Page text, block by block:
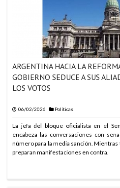
ARABIA SAUDITA, TURQUÍA Y
ARABIA SAUDITA, TURQUÍA Y
ARABIA SAUDITA, TURQUÍA Y
DEFENSA
ARABIA SAUDITA, TURQUÍA Y
DEFENSA
DEFENSA
ARABIA SAUDITA, TURQUÍA Y
DEFENSA
ARABIA SAUDITA, TURQUÍA Y
DEFENSA
ARABIA SAUDITA, TURQUÍA Y
ARGENTINA HACIA LA
GOBIERNO SEDUCE A SUS
LOS VOTOS
06/02/2026 Políticas
La jefa del bloque oficialista en el
encabeza las conversaciones con
número para la media sanción.
preparan manifestaciones en contra.